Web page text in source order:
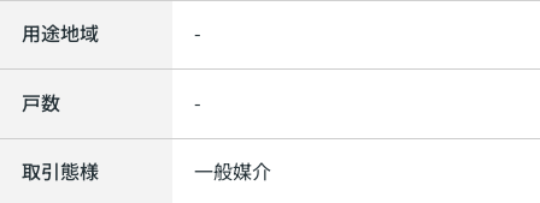
用途地域 -
戸数 -
取引態様 一般媒介